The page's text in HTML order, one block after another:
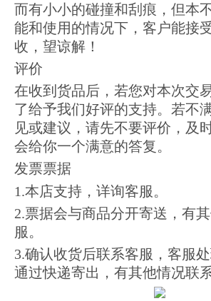
而有小小的碰撞和刮痕，但本
能和使用的情况下，客户能接
收，望谅解！
评价
在收到货品后，若您对本次交
了给予我们好评的支持。若不
见或建议，请先不要评价，及
会给你一个满意的答复。
发票票据
1.本店支持，详询客服。
2.票据会与商品分开寄送，有
服。
3.确认收货后联系客服，客服
通过快递寄出，有其他情况联系